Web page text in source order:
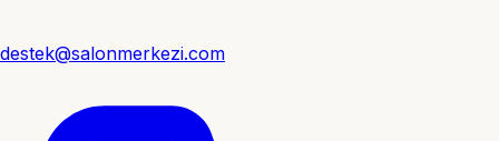
destek@salonmerkezi.com